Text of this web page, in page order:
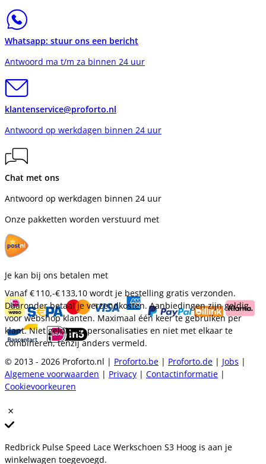
Whatsapp: stuur ons een bericht
Antwoord ma t/m za binnen 24 uur
klantenservice@proforto.nl
Antwoord op werkdagen binnen 24 uur
Chat met ons
Antwoord op werkdagen binnen 24 uur
Onze pakketten worden verstuurd met
Je kan bij ons betalen met
Vanaf€ 110,-€ 133,10 wordt je bestelling gratis verzonden.
Daaronder betaal je verzendkosten. Aanbiedingen zijn geldig
voor webshop klanten. Maximaal één keer te gebruiken per
klant. Niet geldig op personalisaties en niet met elkaar te
combineren, tenzij anders vermeld.
© 2013 - 2026 Proforto.nl | Proforto.be | Proforto.de | Jobs |
Algemene voorwaarden | Privacy | Contactinformatie |
Cookievoorkeuren
Redbrick Pulse Speed Lace Werkschoen S3 Hoog is aan je
winkelwagen toegevoegd.